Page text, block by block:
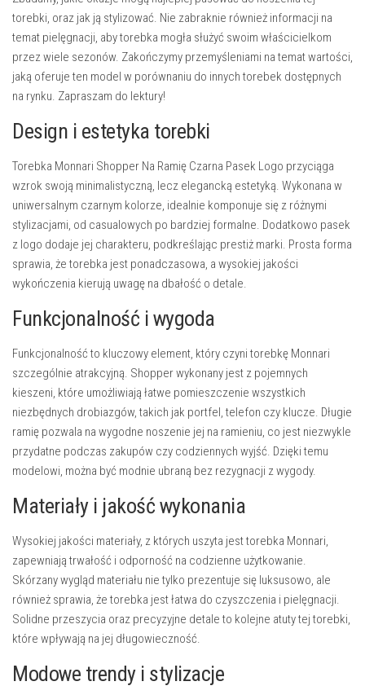
torebki, oraz jak ją stylizować. Nie zabraknie również informacji na
temat pielęgnacji, aby torebka mogła służyć swoim właścicielkom
przez wiele sezonów. Zakończymy przemyśleniami na temat wartości,
jaką oferuje ten model w porównaniu do innych torebek dostępnych
na rynku. Zapraszam do lektury!
Design i estetyka torebki
Torebka Monnari Shopper Na Ramię Czarna Pasek Logo przyciąga
wzrok swoją minimalistyczną, lecz elegancką estetyką. Wykonana w
uniwersalnym czarnym kolorze, idealnie komponuje się z różnymi
stylizacjami, od casualowych po bardziej formalne. Dodatkowo pasek
z logo dodaje jej charakteru, podkreślając prestiż marki. Prosta forma
sprawia, że torebka jest ponadczasowa, a wysokiej jakości
wykończenia kierują uwagę na dbałość o detale.
Funkcjonalność i wygoda
Funkcjonalność to kluczowy element, który czyni torebkę Monnari
szczególnie atrakcyjną. Shopper wykonany jest z pojemnych
kieszeni, które umożliwiają łatwe pomieszczenie wszystkich
niezbędnych drobiazgów, takich jak portfel, telefon czy klucze. Długie
ramię pozwala na wygodne noszenie jej na ramieniu, co jest niezwykle
przydatne podczas zakupów czy codziennych wyjść. Dzięki temu
modelowi, można być modnie ubraną bez rezygnacji z wygody.
Materiały i jakość wykonania
Wysokiej jakości materiały, z których uszyta jest torebka Monnari,
zapewniają trwałość i odporność na codzienne użytkowanie.
Skórzany wygląd materiału nie tylko prezentuje się luksusowo, ale
również sprawia, że torebka jest łatwa do czyszczenia i pielęgnacji.
Solidne przeszycia oraz precyzyjne detale to kolejne atuty tej torebki,
które wpływają na jej długowieczność.
Modowe trendy i stylizacje